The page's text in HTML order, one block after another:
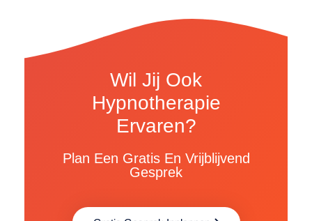
Wil Jij Ook
Hypnotherapie
Ervaren?
Plan Een Gratis En Vrijblijvend
Gesprek